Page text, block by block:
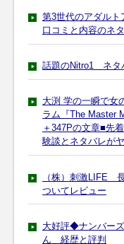
第3世代のアダル
口コミと内容のネ
話題のNitro1 ネタ
大渕 学の一瞬で女
ラム『The Master
＋347Pの文章■先
験談とネタバレが
（株）刺激LIFE
ついてレビュー
大好評◆ナンバー
ん 経歴と評判